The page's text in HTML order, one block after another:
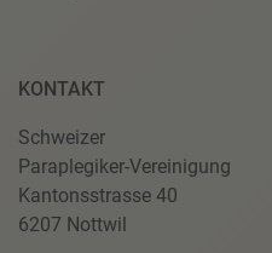
KONTAKT
Schweizer
Paraplegiker-Vereinigung
Kantonsstrasse 40
6207 Nottwil